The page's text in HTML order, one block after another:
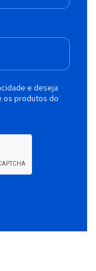
e deseja
os produtos do